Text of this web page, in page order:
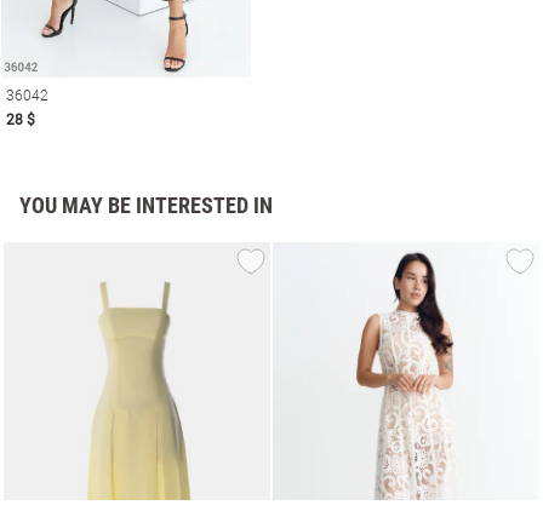
36042
28 $
YOU MAY BE INTERESTED IN